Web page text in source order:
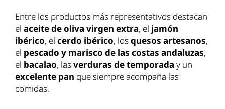
Entre los productos más representativos destacan
el aceite de oliva virgen extra, el jamón
ibérico, el cerdo ibérico, losquesos artesanos,
el pescado y marisco de las costas andaluzas,
el bacalao, lasverduras de temporada y un
excelente pan que siempre acompaña las
comidas.